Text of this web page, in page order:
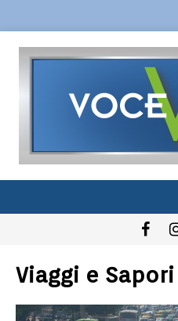
Viaggi e Sapori